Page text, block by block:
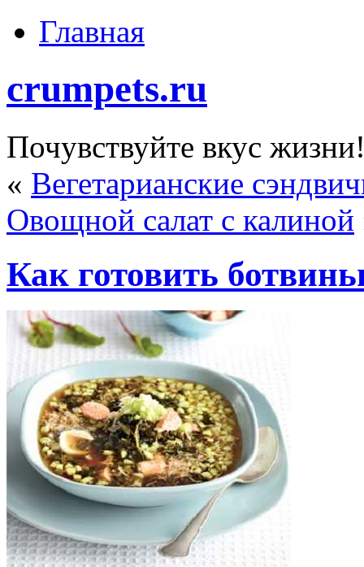
Главная
crumpets.ru
Почувствуйте вкус
« Вегетарианские
Овощной салат с калиной
Как готовить